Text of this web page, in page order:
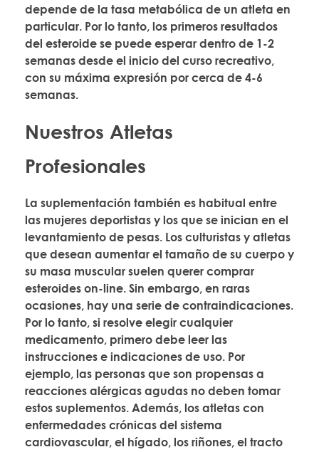
depende de la tasa metabólica de un atleta en
particular. Por lo tanto, los primeros resultados
del esteroide se puede esperar dentro de 1-2
semanas desde el inicio del curso recreativo,
con su máxima expresión por cerca de 4-6
semanas.
Nuestros Atletas
Profesionales
La suplementación también es habitual entre
las mujeres deportistas y los que se inician en el
levantamiento de pesas. Los culturistas y atletas
que desean aumentar el tamaño de su cuerpo y
su masa muscular suelen querer comprar
esteroides on-line. Sin embargo, en raras
ocasiones, hay una serie de contraindicaciones.
Por lo tanto, si resolve elegir cualquier
medicamento, primero debe leer las
instrucciones e indicaciones de uso. Por
ejemplo, las personas que son propensas a
reacciones alérgicas agudas no deben tomar
estos suplementos. Además, los atletas con
enfermedades crónicas del sistema
cardiovascular, el hígado, los riñones, el tracto